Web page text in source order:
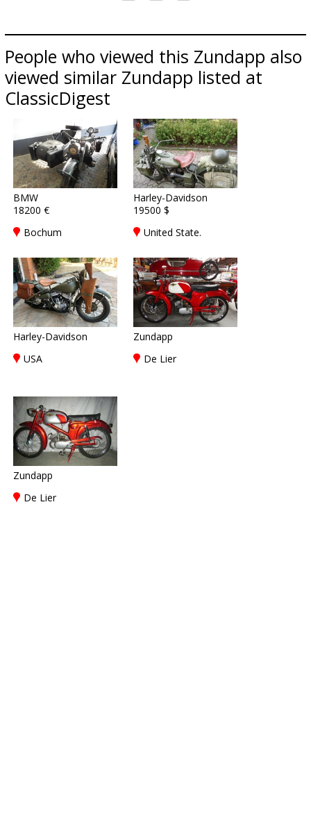
People who viewed this Zundapp also
viewed similar Zundapp listed at
ClassicDigest
BMW
18200 €
Bochum
Harley-Davidson
19500 $
United State.
Harley-Davidson
USA
Zundapp
De Lier
Zundapp
De Lier